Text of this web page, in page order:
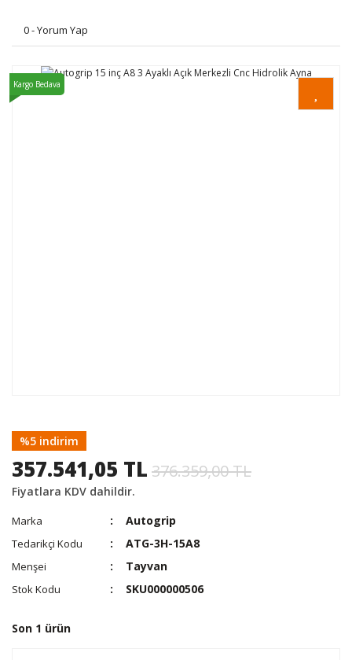
0 - Yorum Yap
Kargo Bedava
%5 indirim
357.541,05 TL 376.359,00 TL
Fiyatlara KDV dahildir.
Marka Autogrip
Tedarikçi Kodu ATG-3H-15A8
Menşei Tayvan
Stok Kodu SKU000000506
Son 1 ürün